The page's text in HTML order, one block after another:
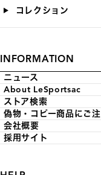
コレクション
INFORMATION
ニュース
About LeSportsac
ストア検索
偽物・コピー商品にご
会社概要
採用サイト